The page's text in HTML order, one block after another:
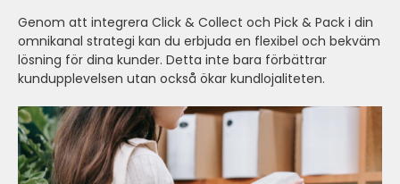
Genom att integrera Click & Collect och Pick & Pack i din
omnikanal strategi kan du erbjuda en flexibel och bekväm
lösning för dina kunder. Detta inte bara förbättrar
kundupplevelsen utan också ökar kundlojaliteten.